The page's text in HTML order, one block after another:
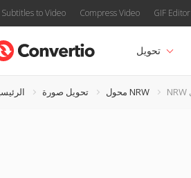
to Video Compress Video GIF Editor
تحويل
تحويل صورة محول NRW